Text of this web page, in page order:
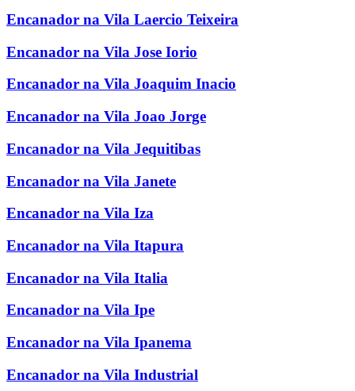
Encanador na Vila Laercio Teixeira
Encanador na Vila Jose Iorio
Encanador na Vila Joaquim Inacio
Encanador na Vila Joao Jorge
Encanador na Vila Jequitibas
Encanador na Vila Janete
Encanador na Vila Iza
Encanador na Vila Itapura
Encanador na Vila Italia
Encanador na Vila Ipe
Encanador na Vila Ipanema
Encanador na Vila Industrial